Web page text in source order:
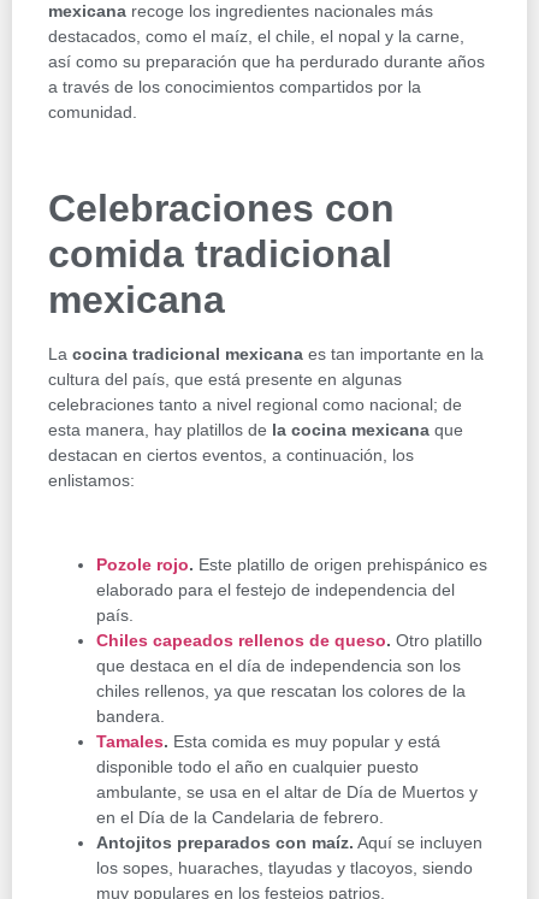
mexicana recoge los ingredientes nacionales más
destacados, como el maíz, el chile, el nopal y la carne,
así como su preparación que ha perdurado durante años
a través de los conocimientos compartidos por la
comunidad.
Celebraciones con
comida tradicional
mexicana
La cocina tradicional mexicana es tan importante en la
cultura del país, que está presente en algunas
celebraciones tanto a nivel regional como nacional; de
esta manera, hay platillos de la cocina mexicana que
destacan en ciertos eventos, a continuación, los
enlistamos:
Pozole rojo. Este platillo de origen prehispánico es
elaborado para el festejo de independencia del
país.
Chiles capeados rellenos de queso. Otro platillo
que destaca en el día de independencia son los
chiles rellenos, ya que rescatan los colores de la
bandera.
Tamales. Esta comida es muy popular y está
disponible todo el año en cualquier puesto
ambulante, se usa en el altar de Día de Muertos y
en el Día de la Candelaria de febrero.
Antojitos preparados con maíz. Aquí se incluyen
los sopes, huaraches, tlayudas y tlacoyos, siendo
muy populares en los festejos patrios.